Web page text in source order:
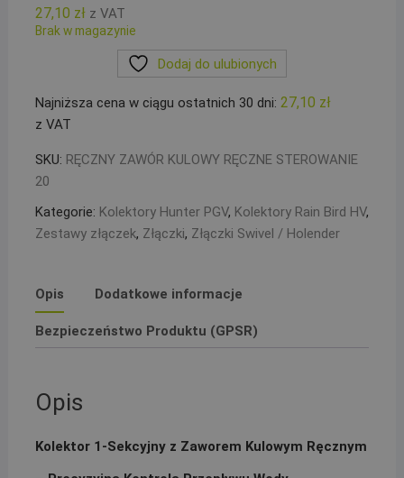
27,10 zł z VAT
Brak w magazynie
Dodaj do ulubionych
Najniższa cena w ciągu ostatnich 30 dni: 27,10 zł
z VAT
SKU: RĘCZNY ZAWÓR KULOWY RĘCZNE STEROWANIE
20
Kategorie: Kolektory Hunter PGV, Kolektory Rain Bird HV,
Zestawy złączek, Złączki, Złączki Swivel / Holender
Opis Dodatkowe informacje
Bezpieczeństwo Produktu (GPSR)
Opis
Kolektor 1-Sekcyjny z Zaworem Kulowym Ręcznym